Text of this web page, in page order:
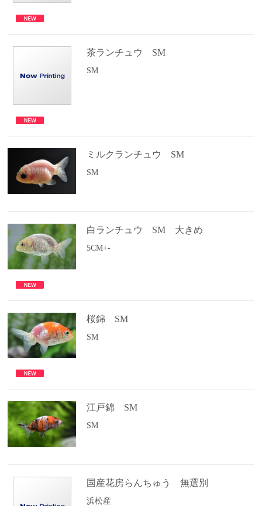
茶ランチュウ SM
SM
ミルクランチュウ SM
SM
白ランチュウ SM 大きめ
5CM+-
桜錦 SM
SM
江戸錦 SM
SM
国産花房らんちゅう 無選別
浜松産